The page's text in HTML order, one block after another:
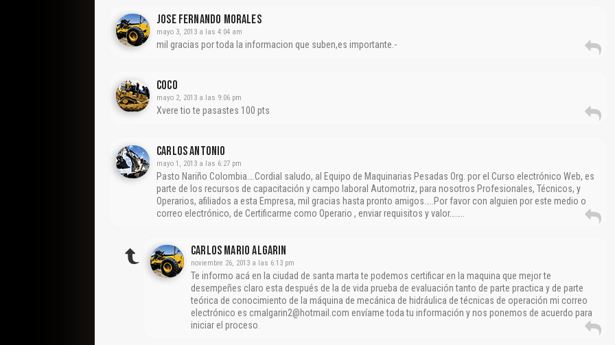
Jose Fernando Morales
mayo 3, 2013 a las 4:04 am
mil gracias por toda la informacion que suben,es importante.-
Coco
mayo 2, 2013 a las 9:06 pm
Xvere tio te pasastes 100 pts
CARLOS ANTONIO
mayo 1, 2013 a las 6:27 pm
Pasto Nariño Colombia….Cordial saludo, al Equipo de Maquinarias Pesadas Org. por el Curso electrónico Web, es
parte de los recursos de capacitación y campo laboral Automotriz, para nosotros Profesionales, Técnicos, y
Operarios, afiliados a esta Empresa, mil gracias hasta pronto amigos…..Por favor con alguien por este medio o
correo electrónico, de Certificarme como Operario , enviar requisitos y valor……..
Carlos Mario Algarin
noviembre 26, 2013 a las 6:13 pm
Te informo acá en la ciudad de santa marta te podemos certificar en la maquina que mejor te
desempeñes claro esta después de la de vida prueba de evaluación tanto de parte practica y de parte
teórica de conocimiento de la máquina de mecánica de hidráulica de técnicas de operación mi correo
electrónico es cmalgarin2@hotmail.com envíame toda tu información y nos ponemos de acuerdo para
iniciar el proceso.